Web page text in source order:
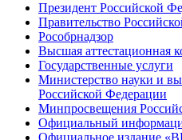
Президент Российской
Правительство
Рособрнадзор
Высшая аттестационная
Государственные услуги
Министерство науки и
Российской Федерации
Минпросвещения
Официальный
Официальное